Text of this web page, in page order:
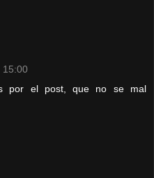
15:00
por el post, que no se mal